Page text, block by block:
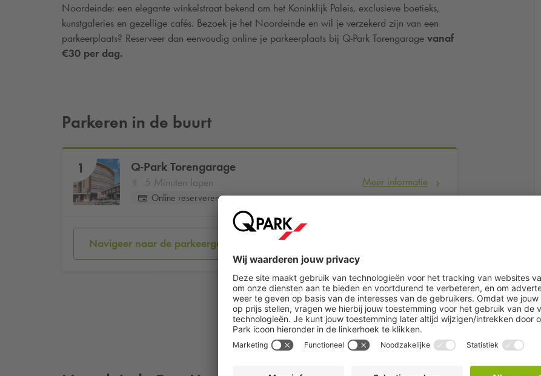
Noordeinde: een elegante winkelstraat bekend om het Koninklijk Paleis, exclusieve boetieks,
kunstgaleries en gezellige cafés. Bezoek je het Noordeinde en wil je verzekerd zijn van een
parkeerplaats? Reserveer dan eenvoudig online je parkeerplaats bij Q-Park Torengarage vanaf
€30 per dag.
Parkeren in de buurt
1 Q-Park Torengarage
5 Minuten lopen
Online reserveren
Meer informatie
Navigeer naar de parkeergarage